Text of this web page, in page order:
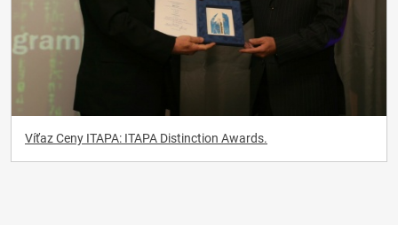
Víťaz Ceny ITAPA: ITAPA Distinction Awards.